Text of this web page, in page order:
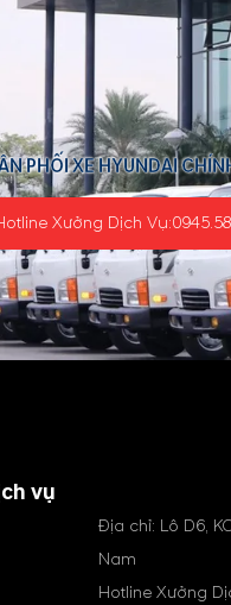
PHỐI XE HYUNDAI
Xưởng Dịch Vụ:
vụ
Địa chỉ: Lô D6,
Nam
Hotline Xưởng